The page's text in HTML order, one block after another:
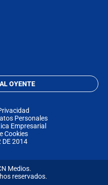
OYENTE
Personales
Empresarial
Cookies
DE 2014
Medios.
reservados.